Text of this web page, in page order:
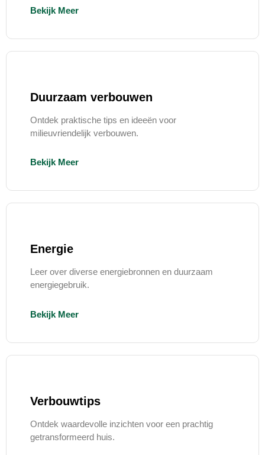
Bekijk Meer
Duurzaam verbouwen
Ontdek praktische tips en ideeën voor
milieuvriendelijk verbouwen.
Bekijk Meer
Energie
Leer over diverse energiebronnen en duurzaam
energiegebruik.
Bekijk Meer
Verbouwtips
Ontdek waardevolle inzichten voor een prachtig
getransformeerd huis.